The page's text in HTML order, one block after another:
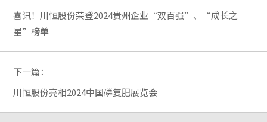
喜讯！川恒股份荣登2024贵州企业“双百强”、“成长之
星”榜单
下一篇：
川恒股份亮相2024中国磷复肥展览会